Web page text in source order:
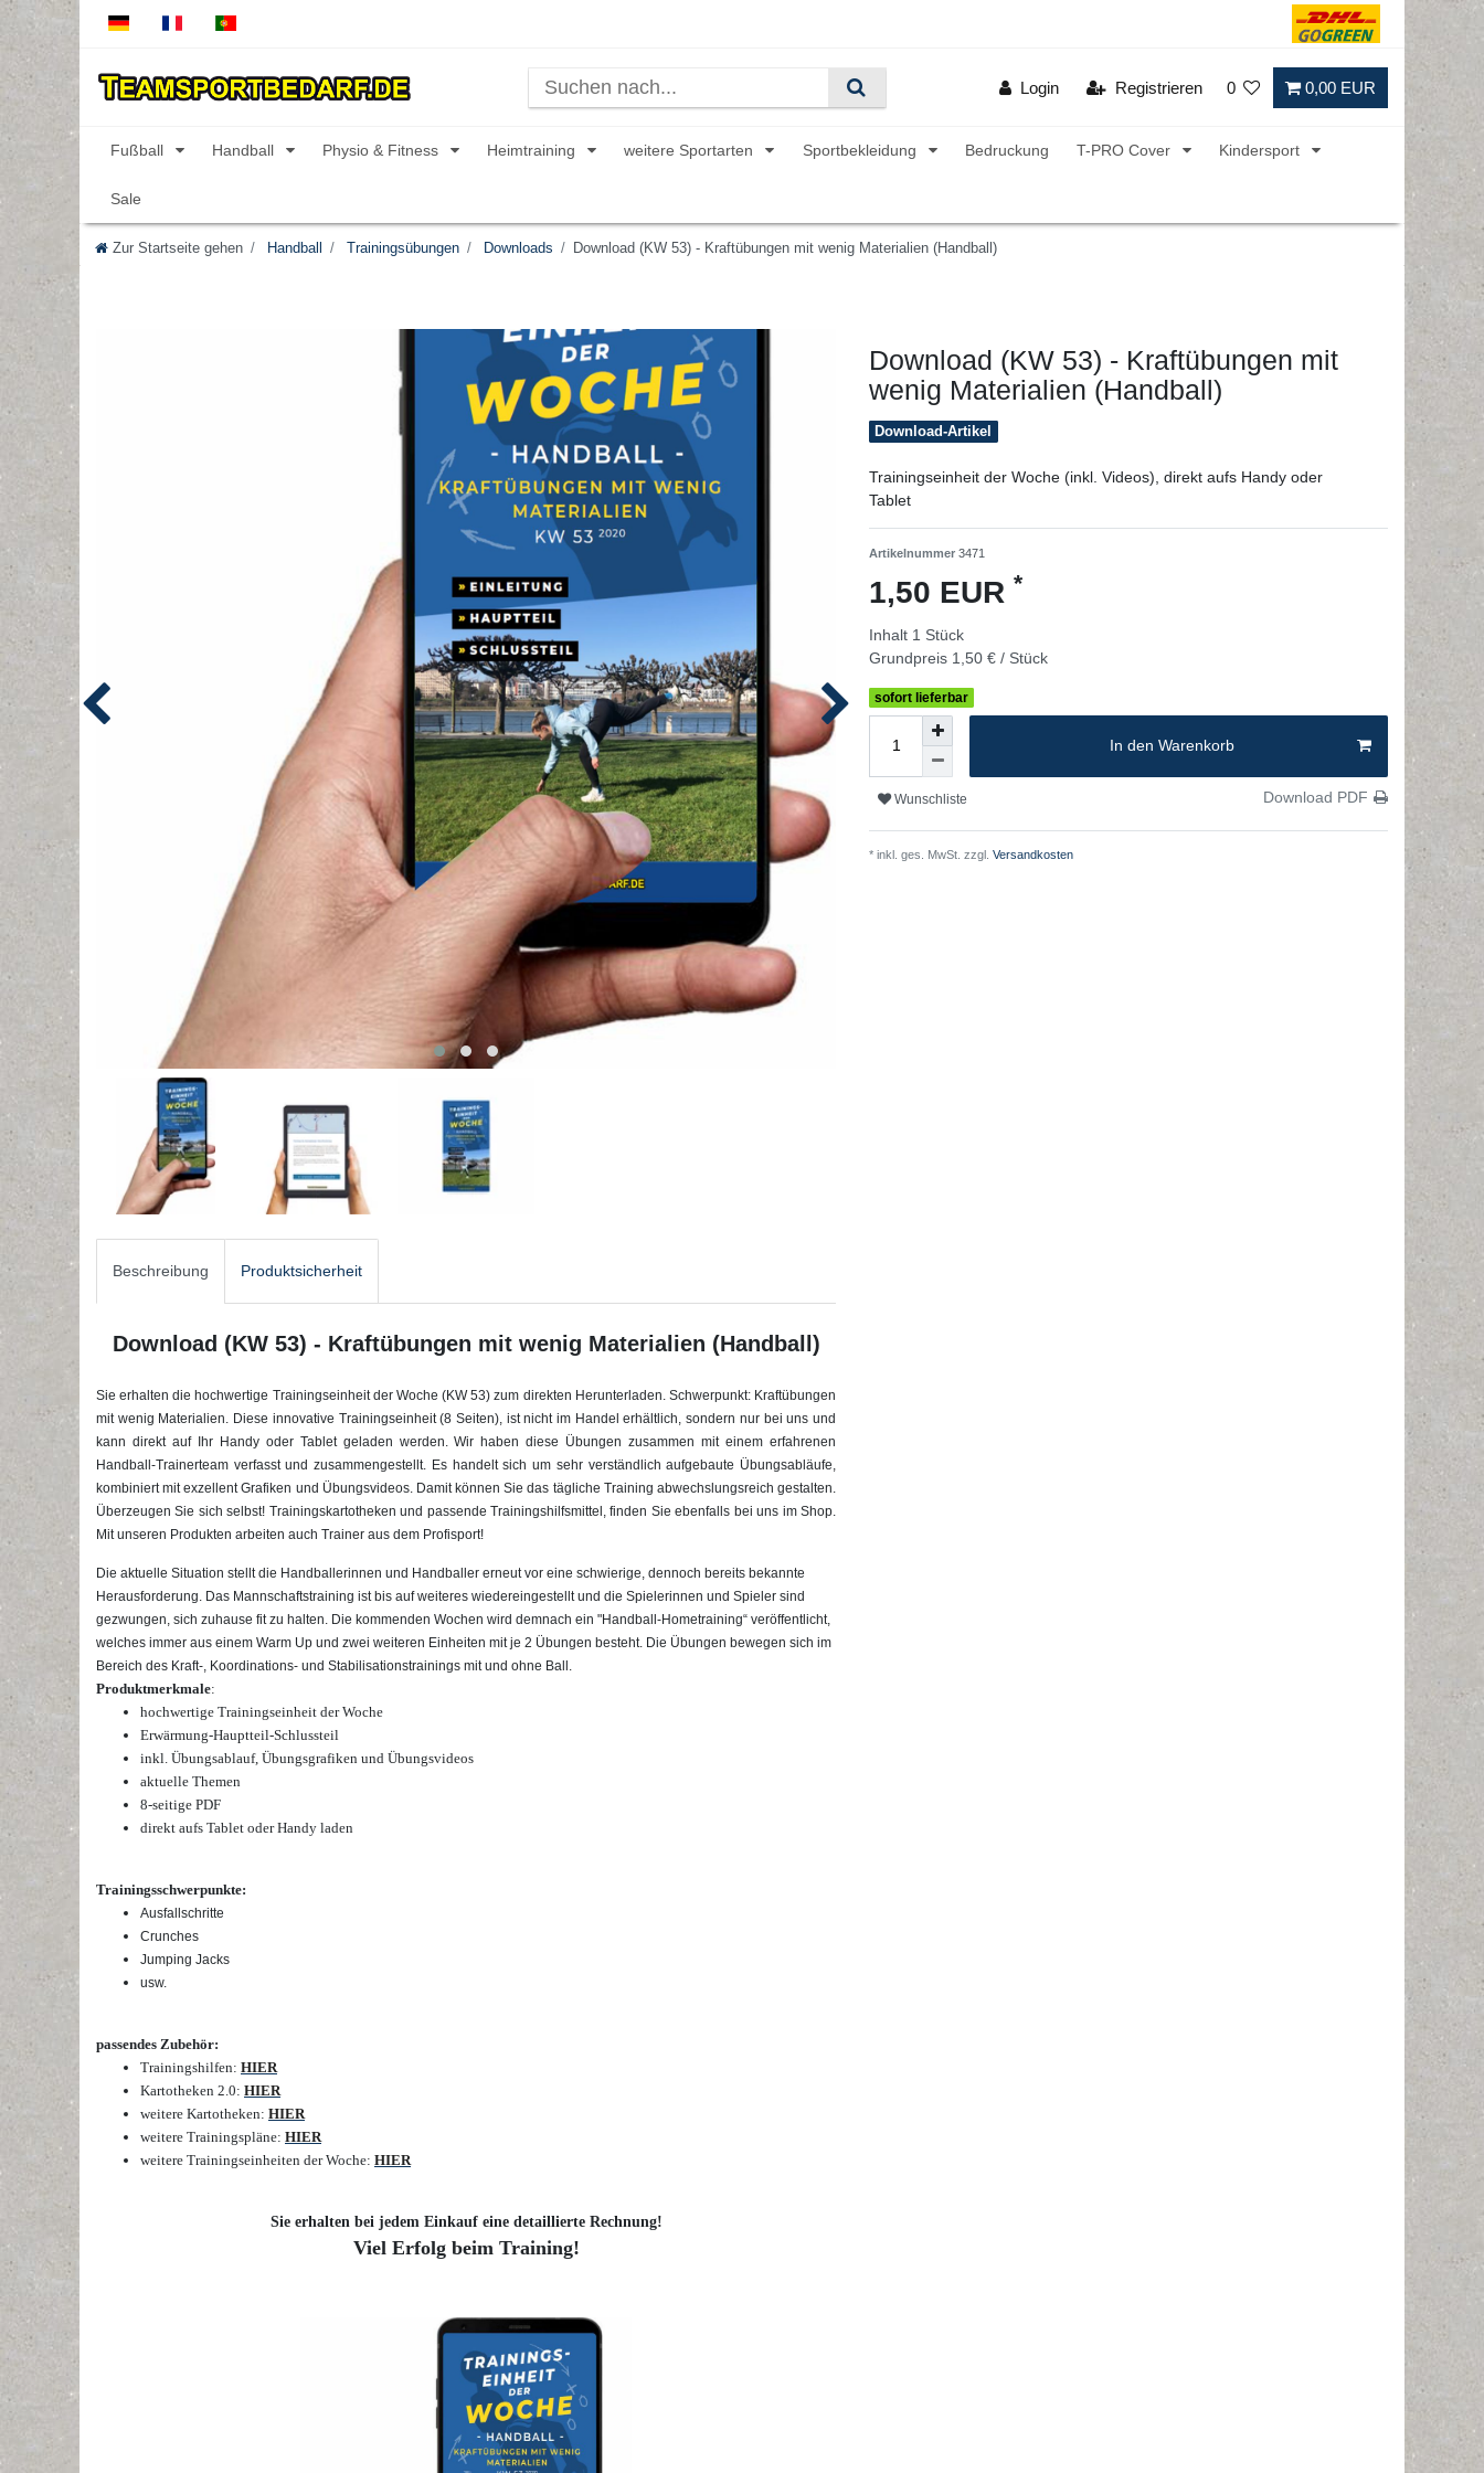
Login Registrieren 0 0,00 EUR
Fußball Handball Physio & Fitness Heimtraining weitere Sportarten Sportbekleidung Bedruckung T-PRO Cover Kindersport
Sale
Zur Startseite gehen Handball Trainingsübungen Downloads Download (KW 53) - Kraftübungen mit wenig Materialien (Handball)
Beschreibung Produktsicherheit
Download (KW 53) - Kraftübungen mit wenig Materialien (Handball)
Sie erhalten die hochwertige Trainingseinheit der Woche (KW 53) zum direkten Herunterladen. Schwerpunkt: Kraftübungen
mit wenig Materialien. Diese innovative Trainingseinheit (8 Seiten), ist nicht im Handel erhältlich, sondern nur bei uns und
kann direkt auf Ihr Handy oder Tablet geladen werden. Wir haben diese Übungen zusammen mit einem erfahrenen
Handball-Trainerteam verfasst und zusammengestellt. Es handelt sich um sehr verständlich aufgebaute Übungsabläufe,
kombiniert mit exzellent Grafiken und Übungsvideos. Damit können Sie das tägliche Training abwechslungsreich gestalten.
Überzeugen Sie sich selbst! Trainingskartotheken und passende Trainingshilfsmittel, finden Sie ebenfalls bei uns im Shop.
Mit unseren Produkten arbeiten auch Trainer aus dem Profisport!
Die aktuelle Situation stellt die Handballerinnen und Handballer erneut vor eine schwierige, dennoch bereits bekannte
Herausforderung. Das Mannschaftstraining ist bis auf weiteres wiedereingestellt und die Spielerinnen und Spieler sind
gezwungen, sich zuhause fit zu halten. Die kommenden Wochen wird demnach ein "Handball-Hometraining“ veröffentlicht,
welches immer aus einem Warm Up und zwei weiteren Einheiten mit je 2 Übungen besteht. Die Übungen bewegen sich im
Bereich des Kraft-, Koordinations- und Stabilisationstrainings mit und ohne Ball.
Produktmerkmale:
hochwertige Trainingseinheit der Woche
Erwärmung-Hauptteil-Schlussteil
inkl. Übungsablauf, Übungsgrafiken und Übungsvideos
aktuelle Themen
8-seitige PDF
direkt aufs Tablet oder Handy laden
Trainingsschwerpunkte:
Ausfallschritte
Crunches
Jumping Jacks
usw.
passendes Zubehör:
Trainingshilfen: HIER
Kartotheken 2.0: HIER
weitere Kartotheken: HIER
weitere Trainingspläne: HIER
weitere Trainingseinheiten der Woche: HIER
Sie erhalten bei jedem Einkauf eine detaillierte Rechnung!
Viel Erfolg beim Training!
Download (KW 53) - Kraftübungen mit
wenig Materialien (Handball)
Download-Artikel
Trainingseinheit der Woche (inkl. Videos), direkt aufs Handy oder
Tablet
Artikelnummer 3471
1,50 EUR *
Inhalt 1 Stück
Grundpreis 1,50 € / Stück
sofort lieferbar
In den Warenkorb
Wunschliste Download PDF
* inkl. ges. MwSt. zzgl. Versandkosten